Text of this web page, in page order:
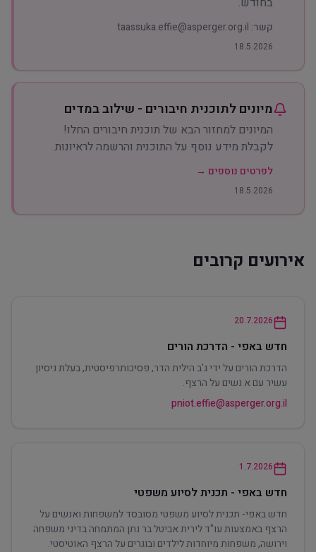
קשר: taassuka.effie@asperger.org.il
18.5.2026
מיונים לתוכנית חיבורים - שילוב במדים
המיונים למחזור הבא של תוכנית חיבורים החלו!
לקבלת מידע נוסף על התוכנית והרשמה לראיונות.
לפרטים נוספים →
18.5.2026
אירועים קרובים
20.7.2026
חדש באפי - הדרכת הורים
הדרכת הורים על ידי ג'ב הילית הדר, פסיכותרפיסטית, בעלת ניסיון
עשיר עם א.נשים על הרצף.
pniot.effie@asperger.org.il
1.7.2026
חדש באפי - תכנית לסיוע משפטי
חדש באפי- תכנית לסיוע משפטי מסובסד למשפחות ואנשים על
הרצף באמצעות עו"ד לירית אביטל בר נתן המתמחה בדיני משפחה
וירושה, משפחות מיוחדות לילדים ובוגרים על הרצף האוטיסטי.